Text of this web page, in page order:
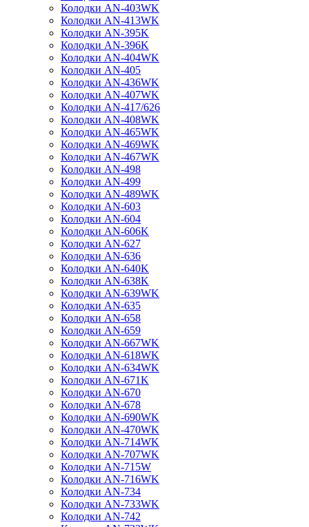
Колодки AN-403WK
Колодки AN-413WK
Колодки AN-395K
Колодки AN-396K
Колодки AN-404WK
Колодки AN-405
Колодки AN-436WK
Колодки AN-407WK
Колодки AN-417/626
Колодки AN-408WK
Колодки AN-465WK
Колодки AN-469WK
Колодки AN-467WK
Колодки AN-498
Колодки AN-499
Колодки AN-489WK
Колодки AN-603
Колодки AN-604
Колодки AN-606K
Колодки AN-627
Колодки AN-636
Колодки AN-640K
Колодки AN-638K
Колодки AN-639WK
Колодки AN-635
Колодки AN-658
Колодки AN-659
Колодки AN-667WK
Колодки AN-618WK
Колодки AN-634WK
Колодки AN-671K
Колодки AN-670
Колодки AN-678
Колодки AN-690WK
Колодки AN-470WK
Колодки AN-714WK
Колодки AN-707WK
Колодки AN-715W
Колодки AN-716WK
Колодки AN-734
Колодки AN-733WK
Колодки AN-742